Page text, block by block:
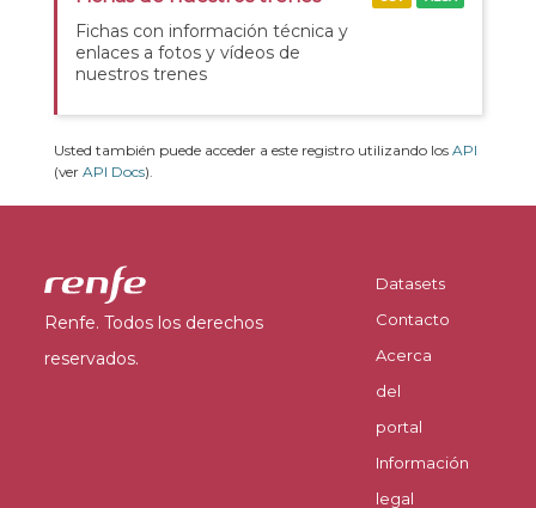
Fichas con información técnica y
enlaces a fotos y vídeos de
nuestros trenes
Usted también puede acceder a este registro utilizando los API
(ver API Docs).
Renfe. Todos los derechos
reservados.
Datasets
Contacto
Acerca
del
portal
Información
legal